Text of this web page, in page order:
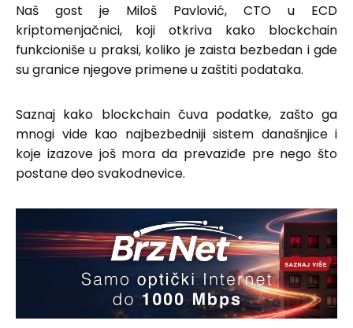
Naš gost je Miloš Pavlović, CTO u ECD
kriptomenjačnici, koji otkriva kako blockchain
funkcioniše u praksi, koliko je zaista bezbedan i gde
su granice njegove primene u zaštiti podataka.
Saznaj kako blockchain čuva podatke, zašto ga
mnogi vide kao najbezbedniji sistem današnjice i
koje izazove još mora da prevaziđe pre nego što
postane deo svakodnevice.